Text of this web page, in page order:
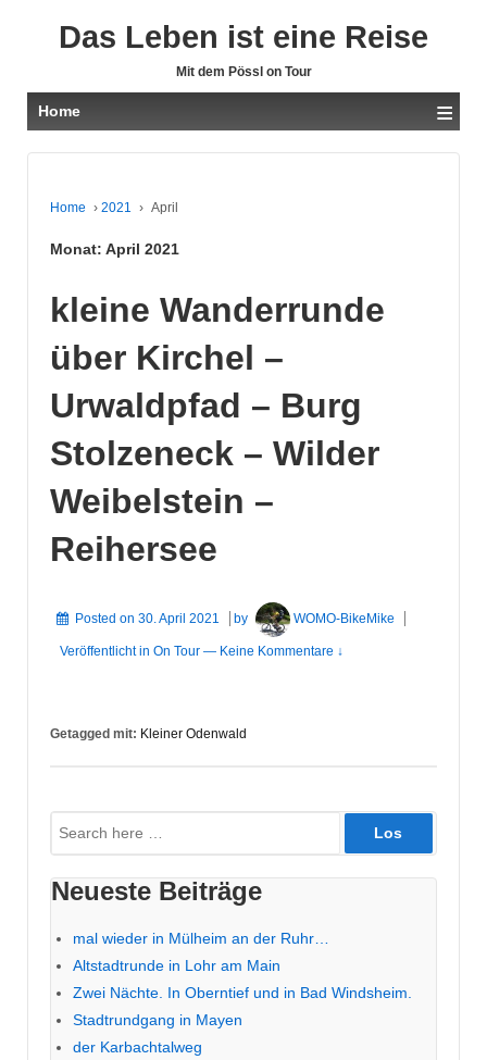
Das Leben ist eine Reise
Mit dem Pössl on Tour
Home ≡
Home › 2021 › April
Monat: April 2021
kleine Wanderrunde
über Kirchel –
Urwaldpfad – Burg
Stolzeneck – Wilder
Weibelstein –
Reihersee
Posted on 30. April 2021 by WOMO-BikeMike
Veröffentlicht in On Tour — Keine Kommentare ↓
Getagged mit: Kleiner Odenwald
Suche
nach:
Neueste Beiträge
mal wieder in Mülheim an der Ruhr…
Altstadtrunde in Lohr am Main
Zwei Nächte. In Oberntief und in Bad Windsheim.
Stadtrundgang in Mayen
der Karbachtalweg